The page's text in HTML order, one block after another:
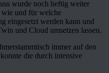
wurde noch heftig weiter
wie und für welche
eingesetzt werden kann und
und Cloud umsetzen lassen.
immer auf den
die durch intensive